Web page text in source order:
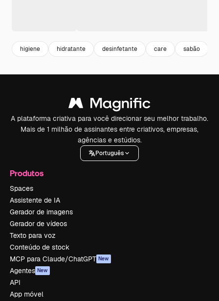
higiene hidratante desinfetante care sabão
A plataforma criativa para você direcionar seu melhor trabalho.
Mais de 1 milhão de assinantes entre criativos, empresas,
agências e estúdios.
Português
Produtos
Spaces
Assistente de IA
Gerador de imagens
Gerador de vídeos
Texto para voz
Conteúdo de stock
MCP para Claude/ChatGPT New
Agentes New
API
App móvel